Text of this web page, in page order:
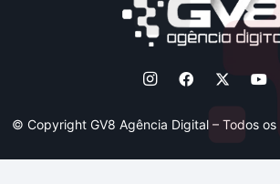
© Copyright GV8 Agência Digital – Todos